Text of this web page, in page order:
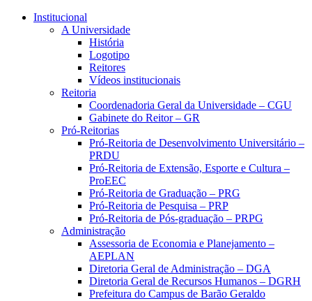
Conteúdo principal
Institucional
A Universidade
História
Logotipo
Reitores
Vídeos institucionais
Reitoria
Coordenadoria Geral da Universidade – CGU
Gabinete do Reitor – GR
Pró-Reitorias
Pró-Reitoria de Desenvolvimento Universitário –
PRDU
Pró-Reitoria de Extensão, Esporte e Cultura –
ProEEC
Pró-Reitoria de Graduação – PRG
Pró-Reitoria de Pesquisa – PRP
Pró-Reitoria de Pós-graduação – PRPG
Administração
Assessoria de Economia e Planejamento –
AEPLAN
Diretoria Geral de Administração – DGA
Diretoria Geral de Recursos Humanos – DGRH
Prefeitura do Campus de Barão Geraldo